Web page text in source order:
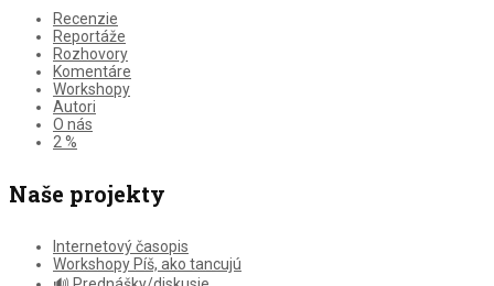
Recenzie
Reportáže
Rozhovory
Komentáre
Workshopy
Autori
O nás
2 %
Naše projekty
Internetový časopis
Workshopy Píš, ako tancujú